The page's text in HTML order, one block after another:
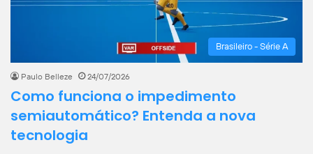
Brasileiro - Série A
Paulo Belleze 24/07/2026
Como funciona o impedimento
semiautomático? Entenda a nova
tecnologia